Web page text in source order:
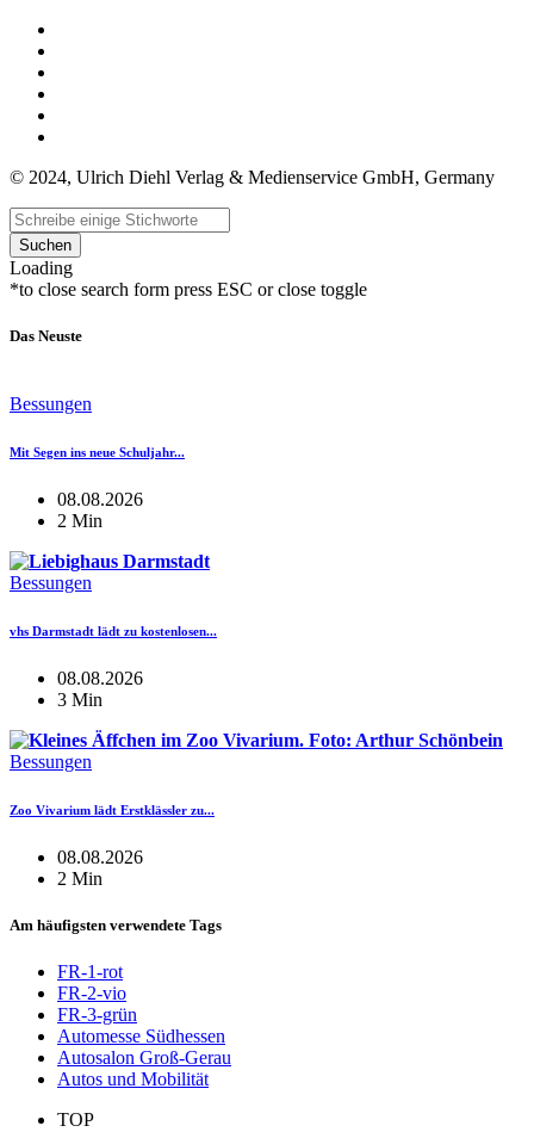
© 2024, Ulrich Diehl Verlag & Medienservice GmbH, Germany
Suchen
Loading
*to close search form press ESC or close toggle
Das Neuste
Bessungen
Mit Segen ins neue Schuljahr...
08.08.2026
2 Min
Bessungen
vhs Darmstadt lädt zu kostenlosen...
08.08.2026
3 Min
Bessungen
Zoo Vivarium lädt Erstklässler zu...
08.08.2026
2 Min
Am häufigsten verwendete Tags
FR-1-rot
FR-2-vio
FR-3-grün
Automesse Südhessen
Autosalon Groß-Gerau
Autos und Mobilität
TOP